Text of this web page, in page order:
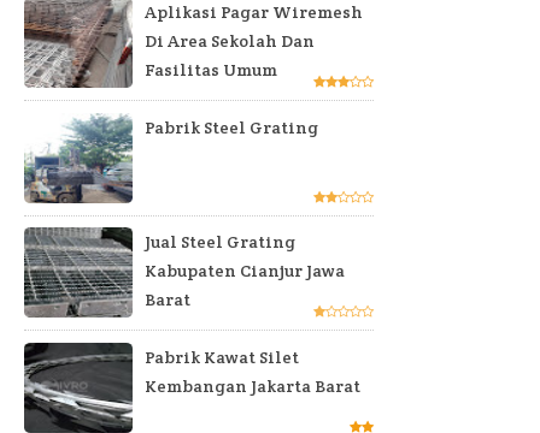
Aplikasi Pagar Wiremesh
Di Area Sekolah Dan
Fasilitas Umum
Pabrik Steel Grating
Jual Steel Grating
Kabupaten Cianjur Jawa
Barat
Pabrik Kawat Silet
Kembangan Jakarta Barat